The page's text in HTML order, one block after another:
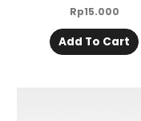
Rp15.000
Add To Cart